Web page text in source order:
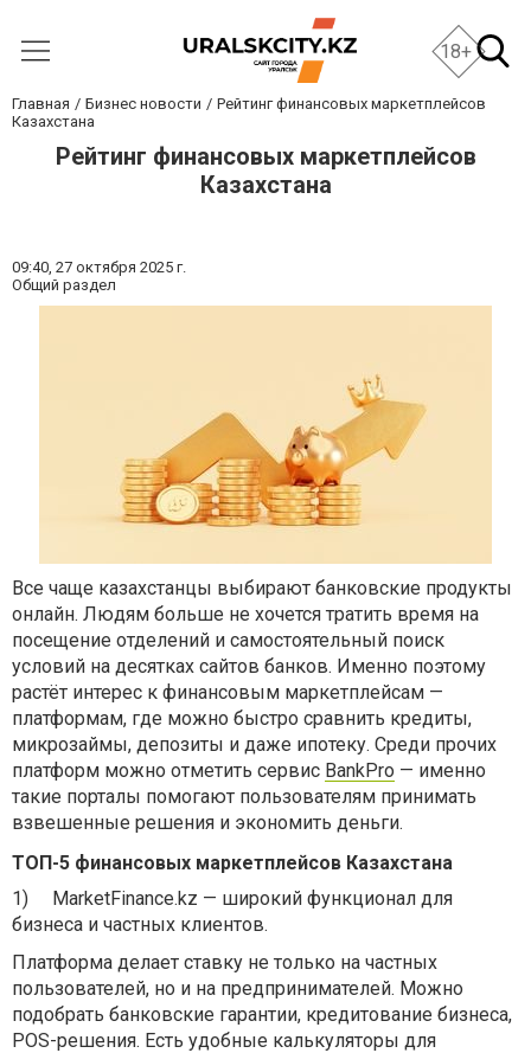
18+
Главная Бизнес новости
Рейтинг финансовых маркетплейсов
Казахстана
Рейтинг финансовых маркетплейсов
Казахстана
09:40, 27 октября 2025 г.
Общий раздел
Все чаще казахстанцы выбирают банковские продукты
онлайн. Людям больше не хочется тратить время на
посещение отделений и самостоятельный поиск
условий на десятках сайтов банков. Именно поэтому
растёт интерес к финансовым маркетплейсам —
платформам, где можно быстро сравнить кредиты,
микрозаймы, депозиты и даже ипотеку. Среди прочих
платформ можно отметить сервис BankРro — именно
такие порталы помогают пользователям принимать
взвешенные решения и экономить деньги.
ТОП-5 финансовых маркетплейсов Казахстана
1)
MarketFinance.kz — широкий функционал для
бизнеса и частных клиентов.
Платформа делает ставку не только на частных
пользователей, но и на предпринимателей. Можно
подобрать банковские гарантии, кредитование бизнеса,
POS-решения. Есть удобные калькуляторы для